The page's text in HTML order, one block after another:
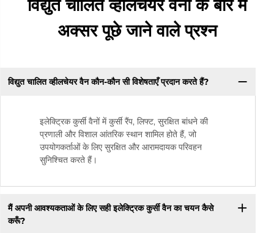
विद्युत चालित व्हीलचेयर वैनों के बारे में
अक्सर पूछे जाने वाले प्रश्न
विद्युत चालित व्हीलचेयर वैन कौन-कौन सी विशेषताएँ प्रदान करते हैं?
इलेक्ट्रिक कुर्सी वैनों में कुर्सी रैंप, लिफ्ट, सुरक्षित बांधने की
प्रणाली और विशाल आंतरिक स्थान शामिल होते हैं, जो
उपयोगकर्ताओं के लिए सुरक्षित और आरामदायक परिवहन
सुनिश्चित करते हैं।
मैं अपनी आवश्यकताओं के लिए सही इलेक्ट्रिक कुर्सी वैन का चयन कैसे
करूँ?